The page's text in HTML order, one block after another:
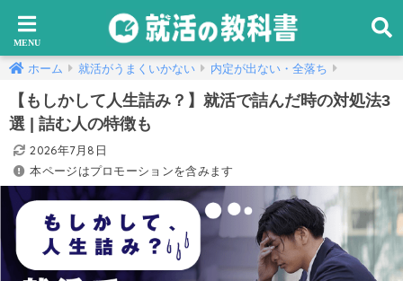
ホーム 就活がうまくいかない 内定が出ない・全落ち
【もしかして人生詰み？】就活で詰んだ時の対処法3
選 | 詰む人の特徴も
2026年7月8日
本ページはプロモーションを含みます